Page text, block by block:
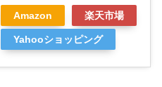
Amazon 楽天市場
Yahooショッピング